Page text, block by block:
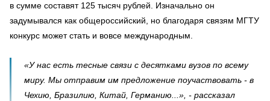
в сумме составят 125 тысяч рублей. Изначально он
задумывался как общероссийский, но благодаря связям МГТУ
конкурс может стать и вовсе международным.
«У нас есть тесные связи с десятками вузов по всему
миру. Мы отправим им предложение поучаствовать - в
Чехию, Бразилию, Китай, Германию...», - рассказал